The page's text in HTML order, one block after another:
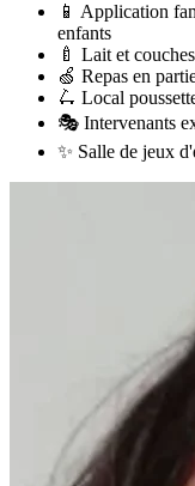
📱 Application
enfants
🍼 Lait et
🍏 Repas en
🛴 Local
🎭 Intervenants
✨ Salle de jeux